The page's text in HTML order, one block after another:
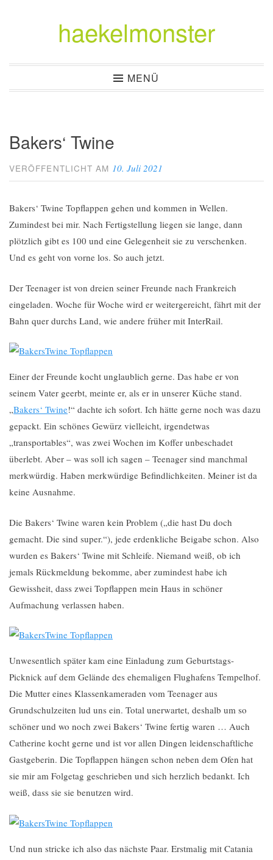
haekelmonster
MENÜ
Bakers‘ Twine
VERÖFFENTLICHT AM 10. Juli 2021
Bakers‘ Twine Topflappen gehen und kommen in Wellen.
Zumindest bei mir. Nach Fertigstellung liegen sie lange, dann
plötzlich gibt es 100 und eine Gelegenheit sie zu verschenken.
Und es geht von vorne los. So auch jetzt.
Der Teenager ist von dreien seiner Freunde nach Frankreich
eingeladen. Woche für Woche wird er weitergereicht, fährt mit der
Bahn quer durchs Land, wie andere früher mit InterRail.
Einer der Freunde kocht unglaublich gerne. Das habe er von
seinem Vater geerbt, meinte er, als er in unserer Küche stand.
„Bakers‘ Twine!“ dachte ich sofort. Ich hätte gerne noch was dazu
gepackt. Ein schönes Gewürz vielleicht, irgendetwas
„transportables“, was zwei Wochen im Koffer unbeschadet
überlebt. Aber – was soll ich sagen – Teenager sind manchmal
merkwürdig. Haben merkwürdige Befindlichkeiten. Meiner ist da
keine Ausnahme.
Die Bakers‘ Twine waren kein Problem („die hast Du doch
gemacht. Die sind super.“), jede erdenkliche Beigabe schon. Also
wurden es Bakers‘ Twine mit Schleife. Niemand weiß, ob ich
jemals Rückmeldung bekomme, aber zumindest habe ich
Gewissheit, dass zwei Topflappen mein Haus in schöner
Aufmachung verlassen haben.
Unwesentlich später kam eine Einladung zum Geburtstags-
Picknick auf dem Gelände des ehemaligen Flughafens Tempelhof.
Die Mutter eines Klassenkameraden vom Teenager aus
Grundschulzeiten lud uns ein. Total unerwartet, deshalb um so
schöner und wo noch zwei Bakers‘ Twine fertig waren … Auch
Catherine kocht gerne und ist vor allen Dingen leidenschaftliche
Gastgeberin. Die Topflappen hängen schon neben dem Ofen hat
sie mir am Folgetag geschrieben und sich herzlich bedankt. Ich
weiß, dass sie sie benutzen wird.
Und nun stricke ich also das nächste Paar. Erstmalig mit Catania